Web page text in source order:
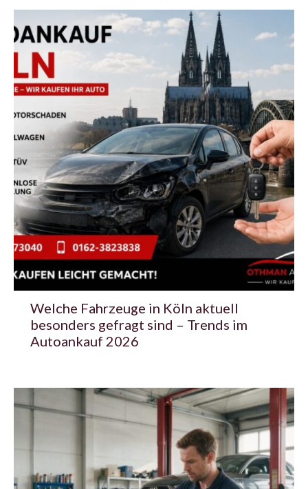
Welche Fahrzeuge in Köln aktuell
besonders gefragt sind – Trends im
Autoankauf 2026